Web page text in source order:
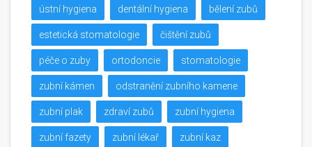
ústní hygiena dentální hygiena bělení zubů
estetická stomatologie čištění zubů
péče o zuby ortodoncie stomatologie
zubní kámen odstranění zubního kamene
zubní plak zdraví zubů zubní hygiena
zubní fazety zubní lékař zubní kaz